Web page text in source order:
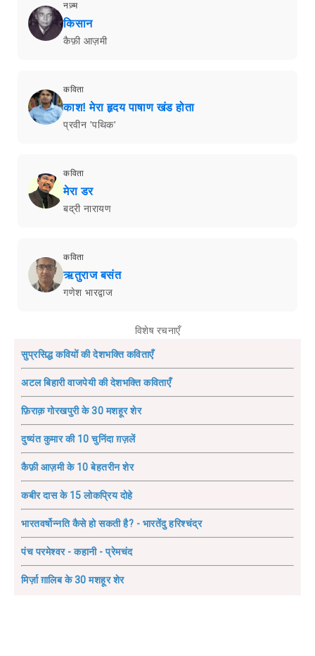
नज़्म
किसान
कैफ़ी आज़मी
कविता
काश! मेरा हृदय पाषाण खंड होता
प्रवीन 'पथिक'
कविता
मेरा डर
बद्री नारायण
कविता
ऋतुराज बसंत
गणेश भारद्वाज
विशेष रचनाएँ
सुप्रसिद्ध कवियों की देशभक्ति कविताएँ
अटल बिहारी वाजपेयी की देशभक्ति कविताएँ
फ़िराक़ गोरखपुरी के 30 मशहूर शेर
दुष्यंत कुमार की 10 चुनिंदा ग़ज़लें
कैफ़ी आज़मी के 10 बेहतरीन शेर
कबीर दास के 15 लोकप्रिय दोहे
भारतवर्षोन्नति कैसे हो सकती है? - भारतेंदु हरिश्चंद्र
पंच परमेश्वर - कहानी - प्रेमचंद
मिर्ज़ा ग़ालिब के 30 मशहूर शेर